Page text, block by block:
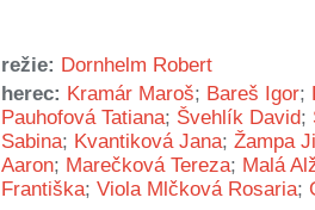
režie: Dornhelm Robert
herec: Kramár Maroš; Bareš Igor;
Pauhofová Tatiana; Švehlík David;
Sabina; Kvantiková Jana; Žampa
Aaron; Marečková Tereza; Malá
Františka; Viola Mlčková Rosaria;